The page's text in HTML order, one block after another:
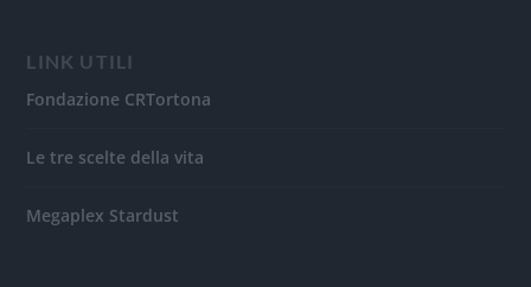
LINK UTILI
Fondazione CRTortona
Le tre scelte della vita
Megaplex Stardust